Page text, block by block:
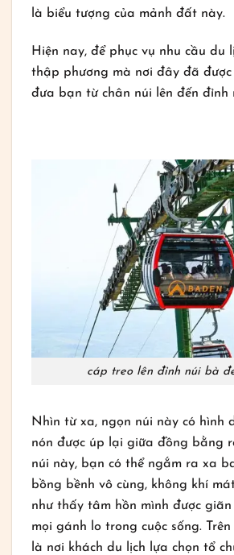
là biểu tượng của mảnh đất này.
Hiện nay, để phục vụ nhu cầu du
thập phương mà nơi đây đã
đưa bạn từ chân núi lên đến đỉnh
cáp treo lên đỉnh núi bà
Nhìn từ xa, ngọn núi này có hình
nón được úp lại giữa đồng bằng
núi này, bạn có thể ngắm ra xa
bồng bềnh vô cùng, không khí
như thấy tâm hồn mình được
mọi gánh lo trong cuộc sống.
là nơi khách du lịch lựa chọn tổ